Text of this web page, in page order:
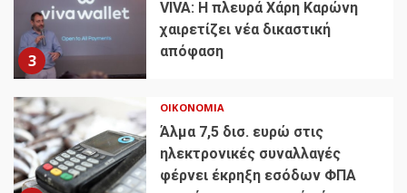
3
VIVA: Η πλευρά Χάρη Καρώνη
χαιρετίζει νέα δικαστική
απόφαση
ΟΙΚΟΝΟΜΊΑ
Άλμα 7,5 δισ. ευρώ στις
ηλεκτρονικές συναλλαγές
φέρνει έκρηξη εσόδων ΦΠΑ